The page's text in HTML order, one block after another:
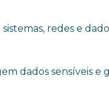
redes e
dados sensíveis e